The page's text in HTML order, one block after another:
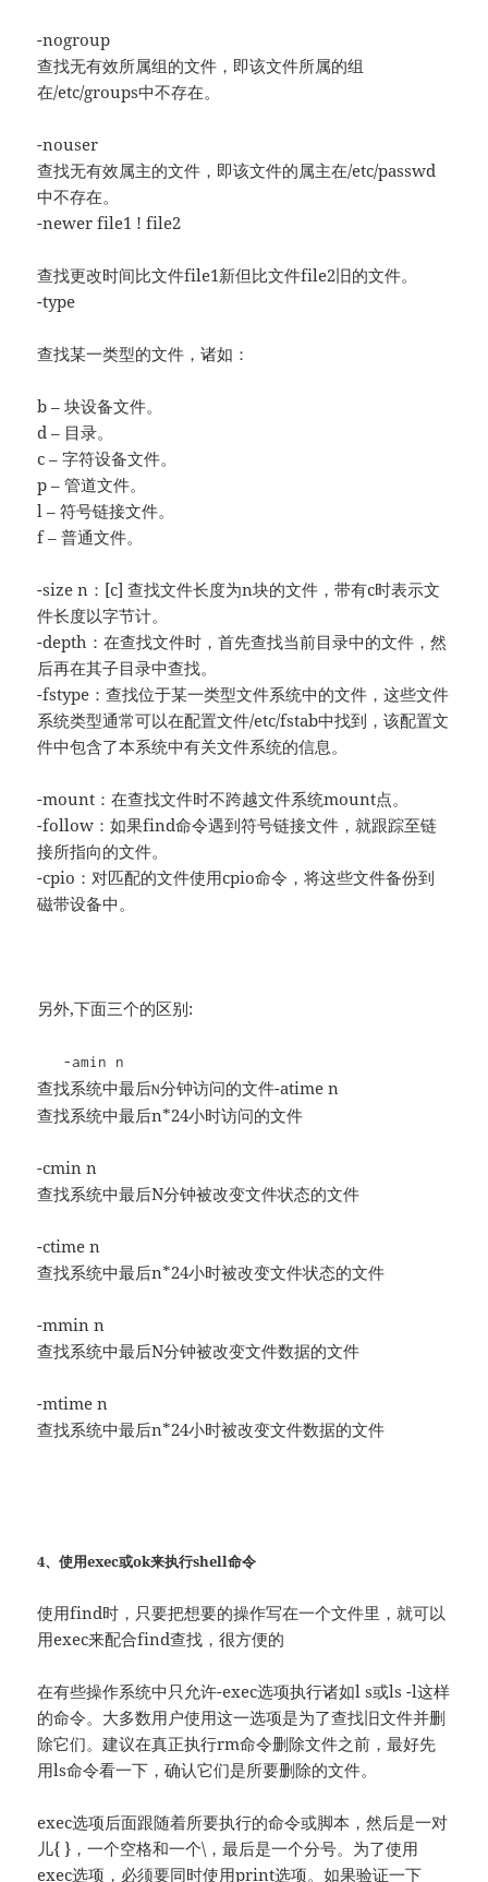
-nogroup
查找无有效所属组的文件，即该文件所属的组
在/etc/groups中不存在。
-nouser
查找无有效属主的文件，即该文件的属主在/etc/passwd
中不存在。
-newer file1 ! file2
查找更改时间比文件file1新但比文件file2旧的文件。
-type
查找某一类型的文件，诸如：
b – 块设备文件。
d – 目录。
c – 字符设备文件。
p – 管道文件。
l – 符号链接文件。
f – 普通文件。
-size n：[c] 查找文件长度为n块的文件，带有c时表示文
件长度以字节计。
-depth：在查找文件时，首先查找当前目录中的文件，然
后再在其子目录中查找。
-fstype：查找位于某一类型文件系统中的文件，这些文件
系统类型通常可以在配置文件/etc/fstab中找到，该配置文
件中包含了本系统中有关文件系统的信息。
-mount：在查找文件时不跨越文件系统mount点。
-follow：如果find命令遇到符号链接文件，就跟踪至链
接所指向的文件。
-cpio：对匹配的文件使用cpio命令，将这些文件备份到
磁带设备中。
另外,下面三个的区别:
-amin n
查找系统中最后N分钟访问的文件-atime n
查找系统中最后n*24小时访问的文件
-cmin n
查找系统中最后N分钟被改变文件状态的文件
-ctime n
查找系统中最后n*24小时被改变文件状态的文件
-mmin n
查找系统中最后N分钟被改变文件数据的文件
-mtime n
查找系统中最后n*24小时被改变文件数据的文件
4、使用exec或ok来执行shell命令
使用find时，只要把想要的操作写在一个文件里，就可以
用exec来配合find查找，很方便的
在有些操作系统中只允许-exec选项执行诸如l s或ls -l这样
的命令。大多数用户使用这一选项是为了查找旧文件并删
除它们。建议在真正执行rm命令删除文件之前，最好先
用ls命令看一下，确认它们是所要删除的文件。
exec选项后面跟随着所要执行的命令或脚本，然后是一对
儿{ }，一个空格和一个\，最后是一个分号。为了使用
exec选项，必须要同时使用print选项。如果验证一下